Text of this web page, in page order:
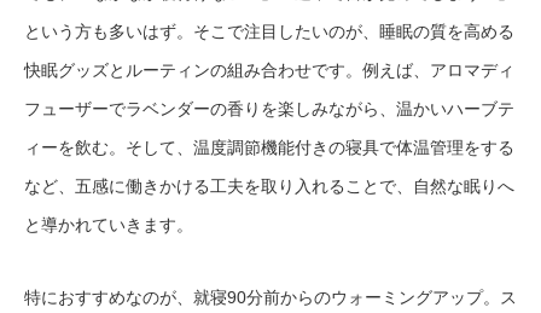
という方も多いはず。そこで注目したいのが、睡眠の質を高める
快眠グッズとルーティンの組み合わせです。例えば、アロマディ
フューザーでラベンダーの香りを楽しみながら、温かいハーブテ
ィーを飲む。そして、温度調節機能付きの寝具で体温管理をする
など、五感に働きかける工夫を取り入れることで、自然な眠りへ
と導かれていきます。
特におすすめなのが、就寝90分前からのウォーミングアップ。ス